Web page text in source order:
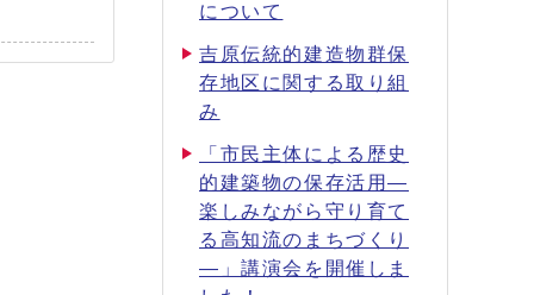
について
吉原伝統的建造物群保
存地区に関する取り組
み
「市民主体による歴史
的建築物の保存活用―
楽しみながら守り育て
る高知流のまちづくり
―」講演会を開催しま